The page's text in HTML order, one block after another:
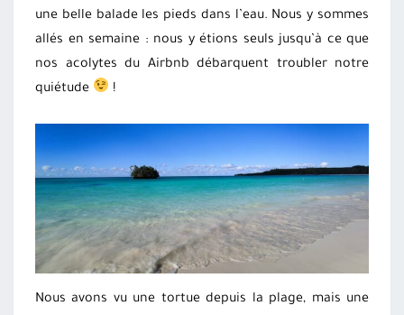
une belle balade les pieds dans l’eau. Nous y sommes
allés en semaine : nous y étions seuls jusqu’à ce que
nos acolytes du Airbnb débarquent troubler notre
quiétude
!
Nous avons vu une tortue depuis la plage, mais une